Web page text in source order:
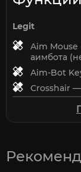
Legit
Aim
аимбота
Aim-Bot
Crosshair
Head —
Neck —